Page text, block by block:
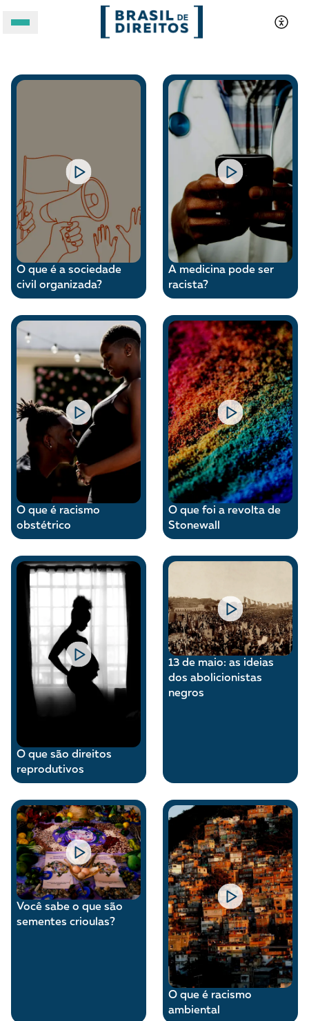
Apoie a Brasil de Direitos
A [BD] conta as histórias de quem defende
direitos humanos no Brasil. Para continuar,
esse trabalho precisa da sua doação!
VEJA COMO APOIAR!
O que é a sociedade
civil organizada?
A medicina pode ser
racista?
O que é racismo
obstétrico
O que foi a revolta de
Stonewall
O que são direitos
reprodutivos
13 de maio: as ideias
dos abolicionistas
negros
Você sabe o que são
sementes crioulas?
O que é racismo
ambiental